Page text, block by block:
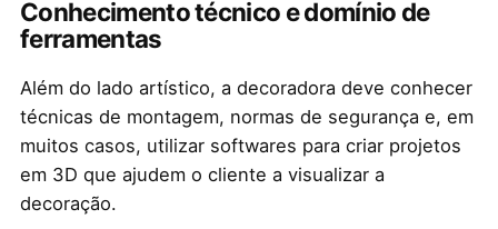
Conhecimento técnico e domínio de
ferramentas
Além do lado artístico, a decoradora deve conhecer
técnicas de montagem, normas de segurança e, em
muitos casos, utilizar softwares para criar projetos
em 3D que ajudem o cliente a visualizar a
decoração.